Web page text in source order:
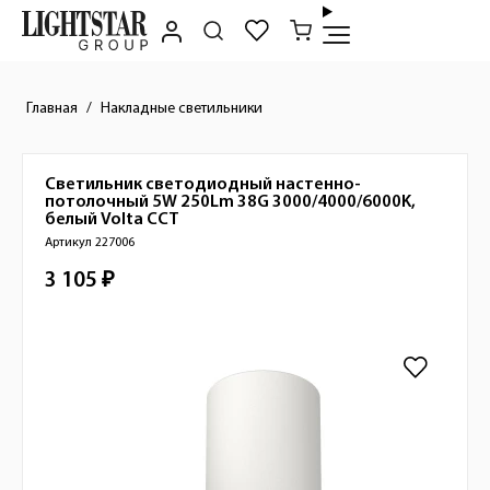
Главная Накладные светильники
Краткое описание товара
Светильник светодиодный настенно-
потолочный 5W 250Lm 38G 3000/4000/6000K,
белый Volta CCT
Артикул 227006
Стоимость товара
3 105 ₽